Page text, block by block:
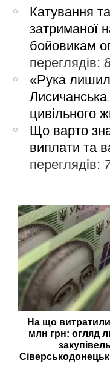
Катування
затриманої
бойовикам
переглядів:
«Рука
Лисичанська
цивільного
Що варто
виплати та
переглядів:
На що
млн грн: огляд